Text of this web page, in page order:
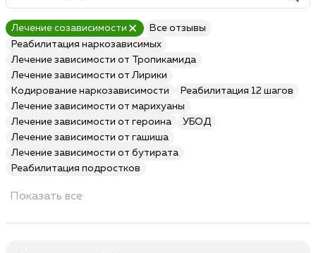
Лечение созависимости
Все отзывы
Реабилитация наркозависимых
Лечение зависимости от Тропикамида
Лечение зависимости от Лирики
Кодирование наркозависимости
Реабилитация 12 шагов
Лечение зависимости от марихуаны
Лечение зависимости от героина
УБОД
Лечение зависимости от гашиша
Лечение зависимости от бутирата
Реабилитация подростков
Показать все